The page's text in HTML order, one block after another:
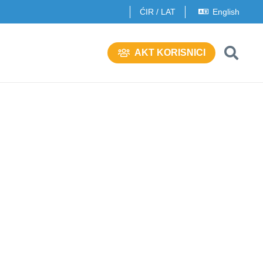
ĆIR / LAT English
AKT KORISNICI